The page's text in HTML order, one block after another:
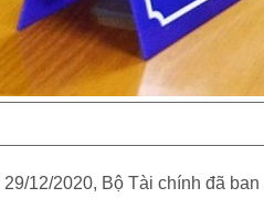
29/12/2020, Bộ Tài chính đã